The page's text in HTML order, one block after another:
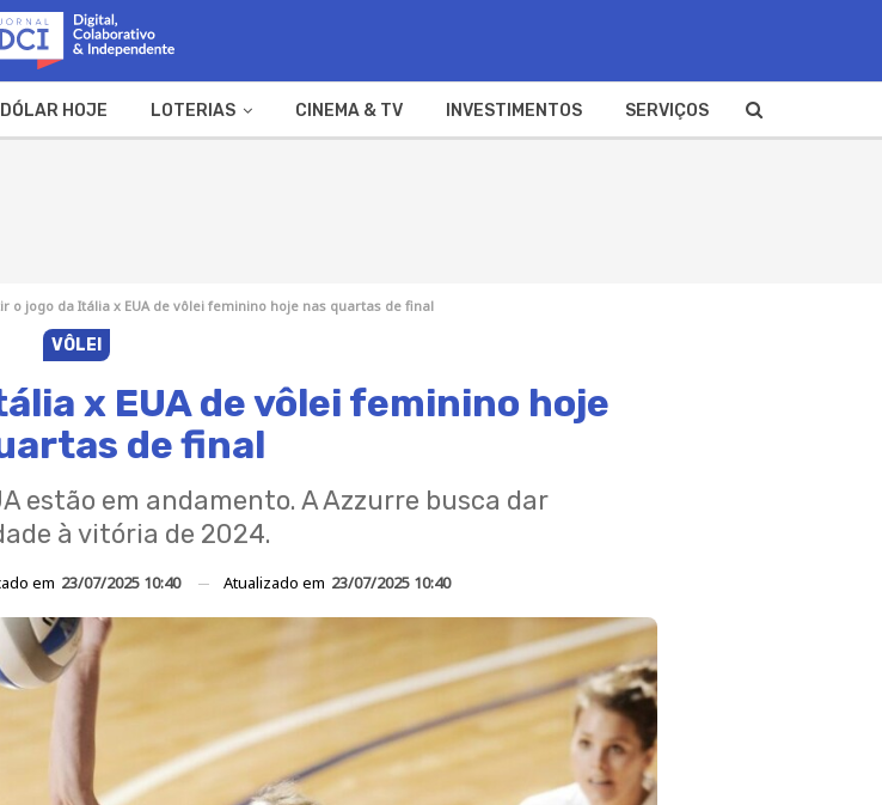
DÓLAR HOJE LOTERIAS CINEMA & TV INVESTIMENTOS SERVIÇOS
o jogo da Itália x EUA de vôlei feminino hoje nas quartas de final
VÔLEI
x EUA de vôlei feminino hoje
de final
estão em andamento. A Azzurre busca dar
à vitória de 2024.
em 23/07/2025 10:40 Atualizado em 23/07/2025 10:40